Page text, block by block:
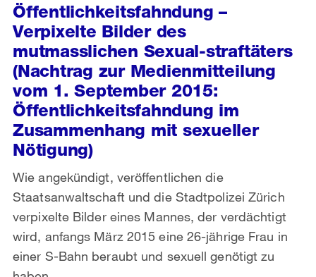
Öffentlichkeitsfahndung –
Verpixelte Bilder des
mutmasslichen Sexual-straftäters
(Nachtrag zur Medienmitteilung
vom 1. September 2015:
Öffentlichkeitsfahndung im
Zusammenhang mit sexueller
Nötigung)
Wie angekündigt, veröffentlichen die
Staatsanwaltschaft und die Stadtpolizei Zürich
verpixelte Bilder eines Mannes, der verdächtigt
wird, anfangs März 2015 eine 26-jährige Frau in
einer S-Bahn beraubt und sexuell genötigt zu